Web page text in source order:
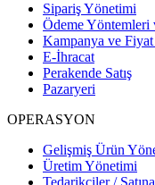
Sipariş Yönetimi
Ödeme Yöntemleri
Kampanya ve
E-İhracat
Perakende Satış
Pazaryeri
OPERASYON
Gelişmiş Ürün
Üretim Yönetimi
Tedarikçiler /